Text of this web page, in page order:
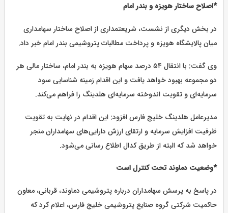
*اصلاح ساختار هویزه و بندر امام
در بخش دیگری از نشست، شریعتمداری از اصلاح ساختار سهامداری
میان پالایشگاه هویزه و پرداخت مطالبات پتروشیمی بندر امام خبر داد.
وی گفت: با انتقال ۵۴ درصد سهام هویزه به بندر امام، ساختار مالی هر
دو مجموعه بهبود خواهد یافت و این اقدام زمینه شناسایی سود
سرمایه‌ای و تقویت اندوخته سرمایه‌ای هلدینگ را فراهم می‌کند.
مدیرعامل هلدینگ خلیج فارس افزود: این اقدام در نهایت به تقویت
ظرفیت افزایش سرمایه و ارتقای ارزش دارایی‌های سهامداران منجر
خواهد شد که البته از طریق کدال اطلاع رسانی می‌شود.
*وضعیت دماوند تحت کنترل است
در پاسخ به پرسش سهامداران درباره پتروشیمی دماوند، قربانی، معاون
حاکمیت شرکتی گروه صنایع پتروشیمی خلیج فارس، اعلام کرد که